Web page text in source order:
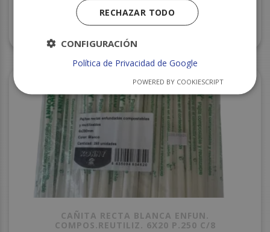
CAÑITA CUCHARA PP REUTILIZ. COLORES 8X21
P.100 C/50
CAÑITA RECTA BLANCA ENFUN.
COMPOS.REUTILIZ. 6X20 P.250 C/8
RECHAZAR TODO
CONFIGURACIÓN
Política de Privacidad de Google
POWERED BY COOKIESCRIPT